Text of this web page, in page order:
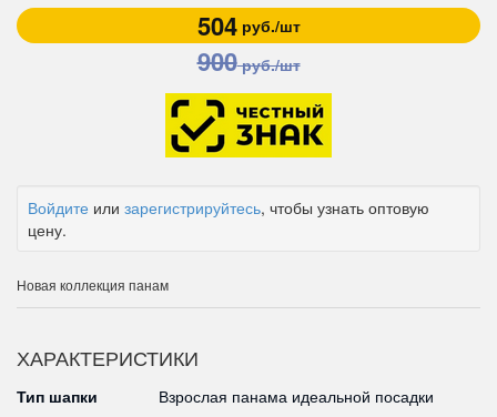
504руб./шт
900руб./шт
Войдите или зарегистрируйтесь, чтобы узнать оптовую
цену.
Новая коллекция панам
ХАРАКТЕРИСТИКИ
Тип шапки
Взрослая панама идеальной посадки